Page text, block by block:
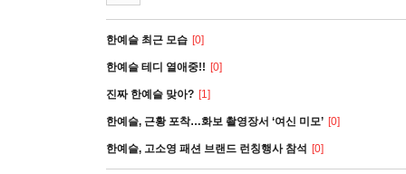
한예슬 최근 모습 [0]
한예슬 테디 열애중!! [0]
진짜 한예슬 맞아? [1]
한예슬, 근황 포착…화보 촬영장서 ‘여신 미모’ [0]
한예슬, 고소영 패션 브랜드 런칭행사 참석 [0]